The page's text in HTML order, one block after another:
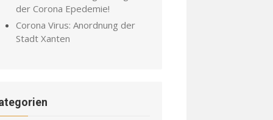
der Corona Epedemie!
Corona Virus: Anordnung der
Stadt Xanten